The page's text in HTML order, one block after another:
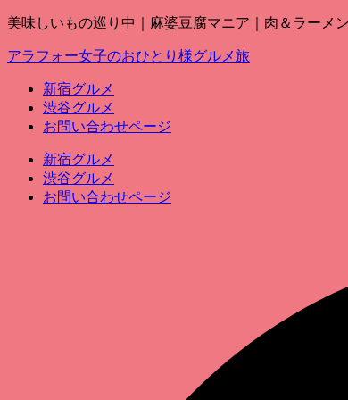
美味しいもの巡り中｜麻婆豆腐マニア｜肉＆ラーメ
アラフォー女子のおひとり様グルメ旅
新宿グルメ
渋谷グルメ
お問い合わせページ
新宿グルメ
渋谷グルメ
お問い合わせページ